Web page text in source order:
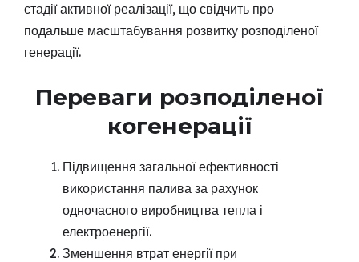
стадії активної реалізації, що свідчить про
подальше масштабування розвитку розподіленої
генерації.
Переваги розподіленої
когенерації
Підвищення загальної ефективності
використання палива за рахунок
одночасного виробництва тепла і
електроенергії.
Зменшення втрат енергії при